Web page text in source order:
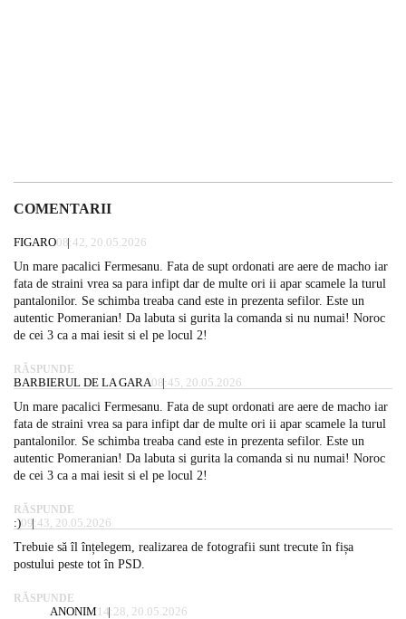
COMENTARII
FIGARO08:42, 20.05.2026
Un mare pacalici Fermesanu. Fata de supt ordonati are aere de macho iar
fata de straini vrea sa para infipt dar de multe ori ii apar scamele la turul
pantalonilor. Se schimba treaba cand este in prezenta sefilor. Este un
autentic Pomeranian! Da labuta si gurita la comanda si nu numai! Noroc
de cei 3 ca a mai iesit si el pe locul 2!
RĂSPUNDE
BARBIERUL DE LA GARA08:45, 20.05.2026
Un mare pacalici Fermesanu. Fata de supt ordonati are aere de macho iar
fata de straini vrea sa para infipt dar de multe ori ii apar scamele la turul
pantalonilor. Se schimba treaba cand este in prezenta sefilor. Este un
autentic Pomeranian! Da labuta si gurita la comanda si nu numai! Noroc
de cei 3 ca a mai iesit si el pe locul 2!
RĂSPUNDE
:)09:43, 20.05.2026
Trebuie să îl înțelegem, realizarea de fotografii sunt trecute în fișa
postului peste tot în PSD.
RĂSPUNDE
ANONIM 14:28, 20.05.2026